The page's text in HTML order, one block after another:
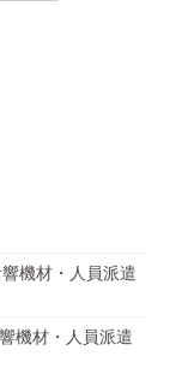
機材・人員派遣
機材・人員派遣